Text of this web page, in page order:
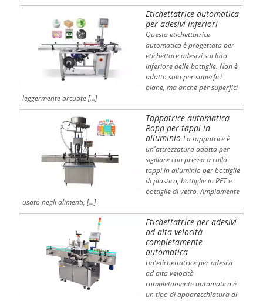
Etichettatrice automatica
per adesivi inferiori
Questa etichettatrice
automatica è progettata per
etichettare adesivi sul lato
inferiore delle bottiglie. Non è
adatto solo per superfici
piane, ma anche per superfici
leggermente arcuate […]
Tappatrice automatica
Ropp per tappi in
alluminio La tappatrice è
un'attrezzatura adatta per
sigillare con pressa a rullo
tappi in alluminio per bottiglie
di plastica, bottiglie in PET e
bottiglie di vetro. Ampiamente
usato negli alimenti, […]
Etichettatrice per adesivi
ad alta velocità
completamente
automatica
Un'etichettatrice per adesivi
ad alta velocità
completamente automatica è
un tipo di apparecchiatura di